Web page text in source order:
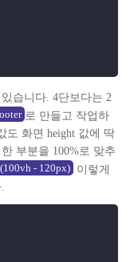
습니다. 4단보다는 2
로 만들고 작업하
도 화면 height 값에 딱
부분을 100%로 맞추
- 120px)
이렇게